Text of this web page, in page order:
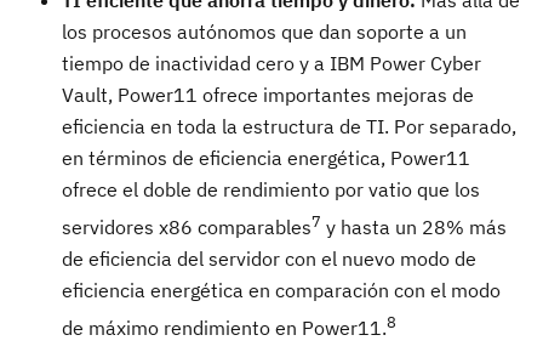
los procesos autónomos que dan soporte a un
tiempo de inactividad cero y a IBM Power Cyber
Vault, Power11 ofrece importantes mejoras de
eficiencia en toda la estructura de TI. Por separado,
en términos de eficiencia energética, Power11
ofrece el doble de rendimiento por vatio que los
servidores x86 comparables7 y hasta un 28% más
de eficiencia del servidor con el nuevo modo de
eficiencia energética en comparación con el modo
de máximo rendimiento en Power11.8